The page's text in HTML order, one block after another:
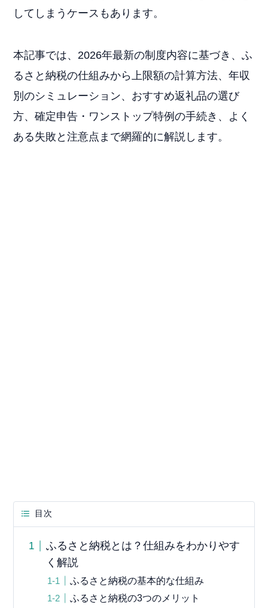
してしまうケースもあります。
本記事では、2026年最新の制度内容に基づき、ふ
るさと納税の仕組みから上限額の計算方法、年収
別のシミュレーション、おすすめ返礼品の選び
方、確定申告・ワンストップ特例の手続き、よく
ある失敗と注意点まで網羅的に解説します。
目次
ふるさと納税とは？仕組みをわかりやす
く解説
ふるさと納税の基本的な仕組み
ふるさと納税の3つのメリット